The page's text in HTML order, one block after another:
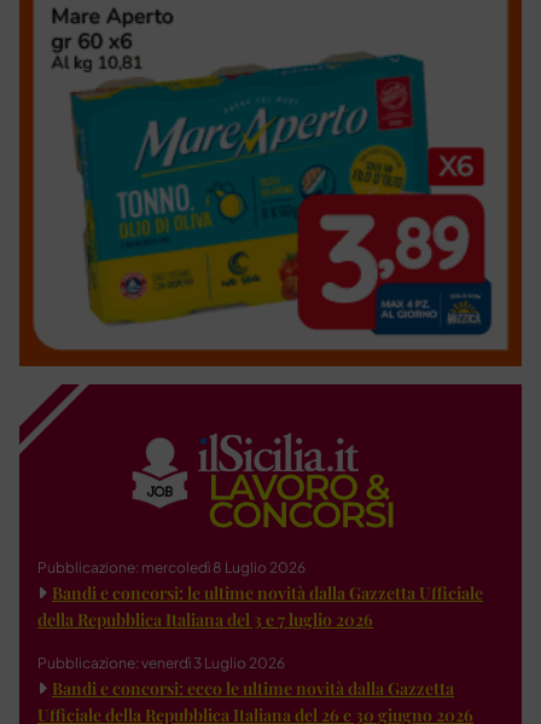
Pubblicazione: mercoledì 8 Luglio 2026
Bandi e concorsi: le ultime novità dalla Gazzetta Ufficiale
della Repubblica Italiana del 3 e 7 luglio 2026
Pubblicazione: venerdì 3 Luglio 2026
Bandi e concorsi: ecco le ultime novità dalla Gazzetta
Ufficiale della Repubblica Italiana del 26 e 30 giugno 2026